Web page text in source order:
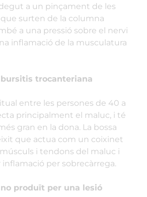
a un pinçament de les
surten de la columna
a una pressió sobre el nervi
inflamació de la musculatura
trocanteriana
entre les persones de 40 a
principalment el maluc, i té
gran en la dona. La bossa
que actua com un coixinet
i tendons del maluc i
per sobrecàrrega.
produït per una lesió